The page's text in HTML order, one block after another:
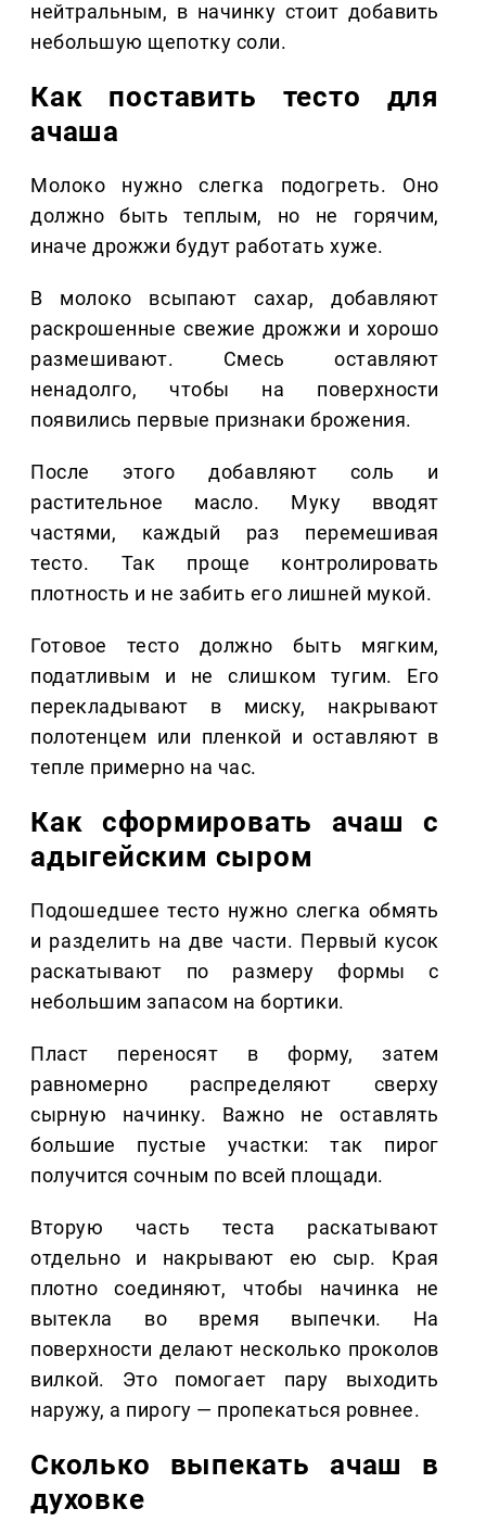
нейтральным, в начинку стоит добавить
небольшую щепотку соли.
Как поставить тесто для
ачаша
Молоко нужно слегка подогреть. Оно
должно быть теплым, но не горячим,
иначе дрожжи будут работать хуже.
В молоко всыпают сахар, добавляют
раскрошенные свежие дрожжи и хорошо
размешивают. Смесь оставляют
ненадолго, чтобы на поверхности
появились первые признаки брожения.
После этого добавляют соль и
растительное масло. Муку вводят
частями, каждый раз перемешивая
тесто. Так проще контролировать
плотность и не забить его лишней мукой.
Готовое тесто должно быть мягким,
податливым и не слишком тугим. Его
перекладывают в миску, накрывают
полотенцем или пленкой и оставляют в
тепле примерно на час.
Как сформировать ачаш с
адыгейским сыром
Подошедшее тесто нужно слегка обмять
и разделить на две части. Первый кусок
раскатывают по размеру формы с
небольшим запасом на бортики.
Пласт переносят в форму, затем
равномерно распределяют сверху
сырную начинку. Важно не оставлять
большие пустые участки: так пирог
получится сочным по всей площади.
Вторую часть теста раскатывают
отдельно и накрывают ею сыр. Края
плотно соединяют, чтобы начинка не
вытекла во время выпечки. На
поверхности делают несколько проколов
вилкой. Это помогает пару выходить
наружу, а пирогу — пропекаться ровнее.
Сколько выпекать ачаш в
духовке